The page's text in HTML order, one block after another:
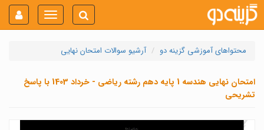
Toggle
navigation
محتواهای آموزشی گزینه دو آرشیو سوالات امتحان نهایی
امتحان نهایی هندسه 1 پایه دهم رشته ریاضی - خرداد 1403 با پاسخ
تشریحی